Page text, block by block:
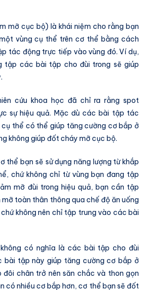
mỡ cục bộ) là khái niệm cho rằng bạn
vùng cụ thể trên cơ thể bằng cách
tác động trực tiếp vào vùng đó. Ví dụ,
tập các bài tập cho đùi trong sẽ giúp
cứu khoa học đã chỉ ra rằng spot
sự hiệu quả. Mặc dù các bài tập tác
thể có thể giúp tăng cường cơ bắp ở
không giúp đốt cháy mỡ cục bộ.
thể bạn sẽ sử dụng năng lượng từ khắp
chứ không chỉ từ vùng bạn đang tập
mỡ đùi trong hiệu quả, bạn cần tập
toàn thân thông qua chế độ ăn uống
không nên chỉ tập trung vào các bài
không có nghĩa là các bài tập cho đùi
bài tập này giúp tăng cường cơ bắp ở
đôi chân trở nên săn chắc và thon gọn
có nhiều cơ bắp hơn, cơ thể bạn sẽ đốt